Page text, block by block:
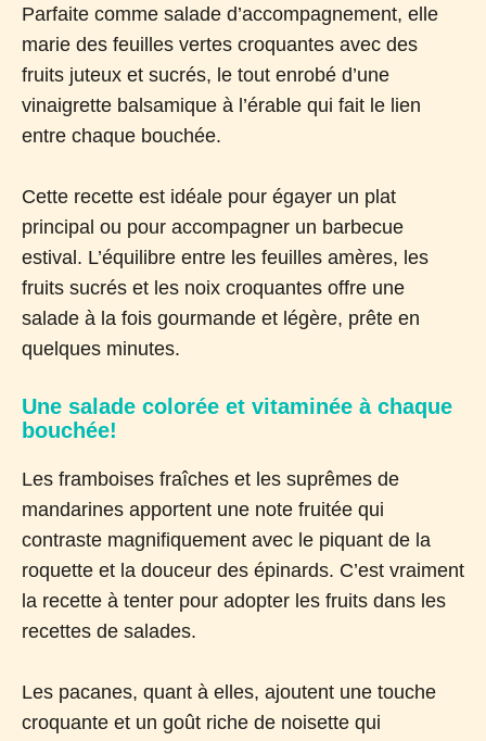
Parfaite comme salade d’accompagnement, elle
marie des feuilles vertes croquantes avec des
fruits juteux et sucrés, le tout enrobé d’une
vinaigrette balsamique à l’érable qui fait le lien
entre chaque bouchée.
Cette recette est idéale pour égayer un plat
principal ou pour accompagner un barbecue
estival. L’équilibre entre les feuilles amères, les
fruits sucrés et les noix croquantes offre une
salade à la fois gourmande et légère, prête en
quelques minutes.
Une salade colorée et vitaminée à chaque
bouchée!
Les framboises fraîches et les suprêmes de
mandarines apportent une note fruitée qui
contraste magnifiquement avec le piquant de la
roquette et la douceur des épinards. C’est vraiment
la recette à tenter pour adopter les fruits dans les
recettes de salades.
Les pacanes, quant à elles, ajoutent une touche
croquante et un goût riche de noisette qui